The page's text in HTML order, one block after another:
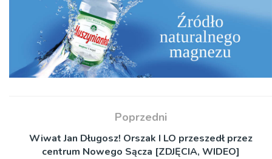
Poprzedni
Wiwat Jan Długosz! Orszak I LO przeszedł przez
centrum Nowego Sącza [ZDJĘCIA, WIDEO]